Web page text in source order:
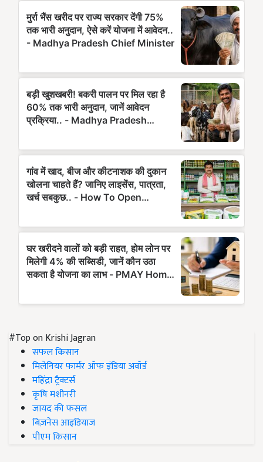
#Top on Krishi Jagran
सफल किसान
मिलेनियर फार्मर ऑफ इंडिया अवॉर्ड
महिंद्रा ट्रैक्टर्स
कृषि मशीनरी
जायद की फसल
बिज़नेस आइडियाज
पीएम किसान